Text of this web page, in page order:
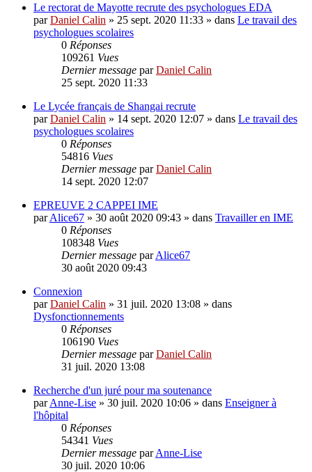
Le rectorat de Mayotte recrute des psychologues EDA
parDaniel Calin » 25 sept. 2020 11:33 » dans Le travail des
psychologues scolaires
0 Réponses
109261 Vues
Dernier message parDaniel Calin
25 sept. 2020 11:33
Le Lycée français de Shangai recrute
parDaniel Calin » 14 sept. 2020 12:07 » dans Le travail des
psychologues scolaires
0 Réponses
54816 Vues
Dernier message parDaniel Calin
14 sept. 2020 12:07
EPREUVE 2 CAPPEI IME
parAlice67 » 30 août 2020 09:43 » dans Travailler en IME
0 Réponses
108348 Vues
Dernier message parAlice67
30 août 2020 09:43
Connexion
parDaniel Calin » 31 juil. 2020 13:08 » dans
Dysfonctionnements
0 Réponses
106190 Vues
Dernier message parDaniel Calin
31 juil. 2020 13:08
Recherche d'un juré pour ma soutenance
parAnne-Lise » 30 juil. 2020 10:06 » dans Enseigner à
l'hôpital
0 Réponses
54341 Vues
Dernier message parAnne-Lise
30 juil. 2020 10:06